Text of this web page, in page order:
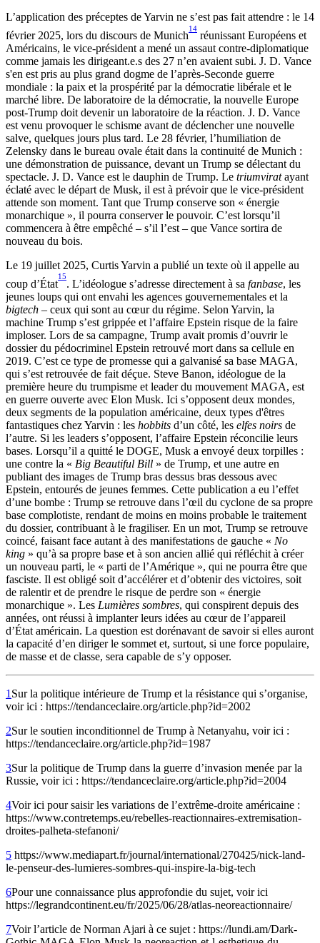
L’application des préceptes de Yarvin ne s’est pas fait attendre : le 14
février 2025, lors du discours de Munich
14
réunissant Européens et
Américains, le vice-président a mené un assaut contre-diplomatique
comme jamais les dirigeant.e.s des 27 n’en avaient subi. J. D. Vance
s'en est pris au plus grand dogme de l’après-Seconde guerre
mondiale : la paix et la prospérité par la démocratie libérale et le
marché libre. De laboratoire de la démocratie, la nouvelle Europe
post-Trump doit devenir un laboratoire de la réaction. J. D. Vance
est venu provoquer le schisme avant de déclencher une nouvelle
salve, quelques jours plus tard. Le 28 février, l’humiliation de
Zelensky dans le bureau ovale était dans la continuité de Munich :
une démonstration de puissance, devant un Trump se délectant du
spectacle. J. D. Vance est le dauphin de Trump. Le triumviratayant
éclaté avec le départ de Musk, il est à prévoir que le vice-président
attende son moment. Tant que Trump conserve son « énergie
monarchique », il pourra conserver le pouvoir. C’est lorsqu’il
commencera à être empêché – s’il l’est – que Vance sortira de
nouveau du bois.
Le 19 juillet 2025, Curtis Yarvin a publié un texte où il appelle au
coup d’État
15
. L’idéologue s’adresse directement à sa fanbase, les
jeunes loups qui ont envahi les agences gouvernementales et la
bigtech – ceux qui sont au cœur du régime. Selon Yarvin, la
machine Trump s’est grippée et l’affaire Epstein risque de la faire
imploser. Lors de sa campagne, Trump avait promis d’ouvrir le
dossier du pédocriminel Epstein retrouvé mort dans sa cellule en
2019. C’est ce type de promesse qui a galvanisé sa base MAGA,
qui s’est retrouvée de fait déçue. Steve Banon, idéologue de la
première heure du trumpisme et leader du mouvement MAGA, est
en guerre ouverte avec Elon Musk. Ici s’opposent deux mondes,
deux segments de la population américaine, deux types d'êtres
fantastiques chez Yarvin : les hobbits d’un côté, les elfes noirs de
l’autre. Si les leaders s’opposent, l’affaire Epstein réconcilie leurs
bases. Lorsqu’il a quitté le DOGE, Musk a envoyé deux torpilles :
une contre la « Big Beautiful Bill » de Trump, et une autre en
publiant des images de Trump bras dessus bras dessous avec
Epstein, entourés de jeunes femmes. Cette publication a eu l’effet
d’une bombe : Trump se retrouve dans l’œil du cyclone de sa propre
base complotiste, rendant de moins en moins probable le traitement
du dossier, contribuant à le fragiliser. En un mot, Trump se retrouve
coincé, faisant face autant à des manifestations de gauche « No
king » qu’à sa propre base et à son ancien allié qui réfléchit à créer
un nouveau parti, le « parti de l’Amérique », qui ne pourra être que
fasciste. Il est obligé soit d’accélérer et d’obtenir des victoires, soit
de ralentir et de prendre le risque de perdre son « énergie
monarchique ». Les Lumières sombres, qui conspirent depuis des
années, ont réussi à implanter leurs idées au cœur de l’appareil
d’État américain. La question est dorénavant de savoir si elles auront
la capacité d’en diriger le sommet et, surtout, si une force populaire,
de masse et de classe, sera capable de s’y opposer.
1 Sur la politique intérieure de Trump et la résistance qui s’organise,
voir ici : https://tendanceclaire.org/article.php?id=2002
2Sur le soutien inconditionnel de Trump à Netanyahu, voir ici :
https://tendanceclaire.org/article.php?id=1987
3Sur la politique de Trump dans la guerre d’invasion menée par la
Russie, voir ici : https://tendanceclaire.org/article.php?id=2004
4Voir ici pour saisir les variations de l’extrême-droite américaine :
https://www.contretemps.eu/rebelles-reactionnaires-extremisation-
droites-palheta-stefanoni/
5 https://www.mediapart.fr/journal/international/270425/nick-land-
le-penseur-des-lumieres-sombres-qui-inspire-la-big-tech
6Pour une connaissance plus approfondie du sujet, voir ici
https://legrandcontinent.eu/fr/2025/06/28/atlas-neoreactionnaire/
7Voir l’article de Norman Ajari à ce sujet : https://lundi.am/Dark-